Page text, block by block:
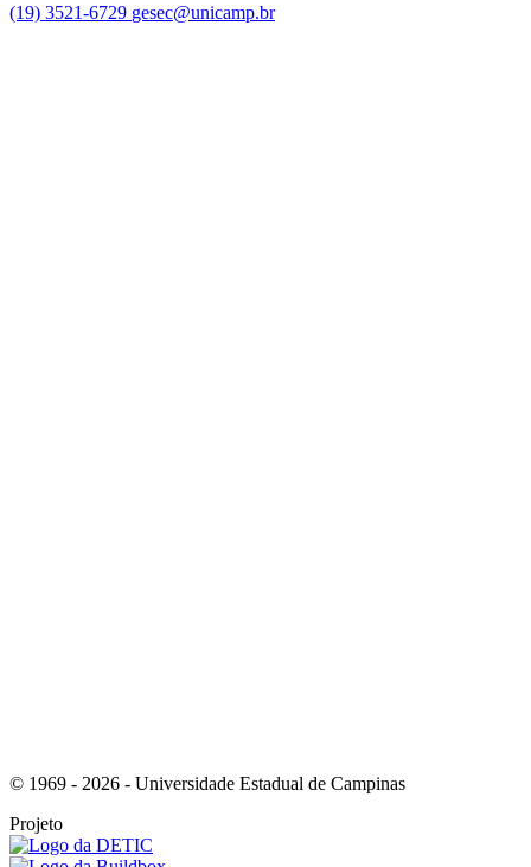
(19) 3521-6729 gesec@unicamp.br
© 1969 - 2026 - Universidade Estadual de Campinas
Projeto